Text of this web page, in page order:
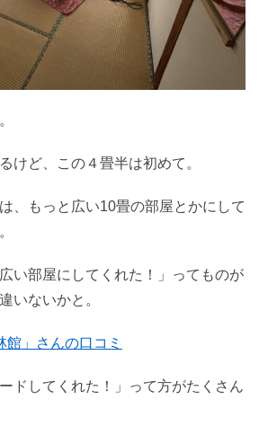
けど、この４畳半は初めて。
、もっと広い10畳の部屋とかにして
い部屋にしてくれた！」ってものが
いないかと。
」さんの口コミ
ドしてくれた！」って方がたくさん